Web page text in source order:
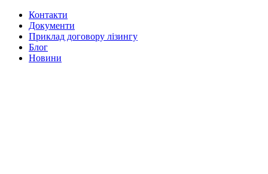
Контакти
Документи
Приклад договору лізингу
Блог
Новини